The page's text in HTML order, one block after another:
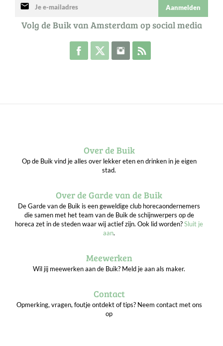
mail Aanmelden
Volg de Buik van Amsterdam op social media
Volg de Buik op Facebook
Volg de Buik op Twitter
Volg de Buik op Instagram
Over de Buik
Op de Buik vind je alles over lekker eten en drinken in je eigen
stad.
Over de Garde van de Buik
De Garde van de Buik is een geweldige club horecaondernemers
die samen met het team van de Buik de schijnwerpers op de
horeca zet in de steden waar wij actief zijn. Ook lid worden?Sluit je
aan.
Meewerken
Wil jij meewerken aan de Buik? Meld je aan als maker.
Contact
Opmerking, vragen, foutje ontdekt of tips? Neem contact met ons
op